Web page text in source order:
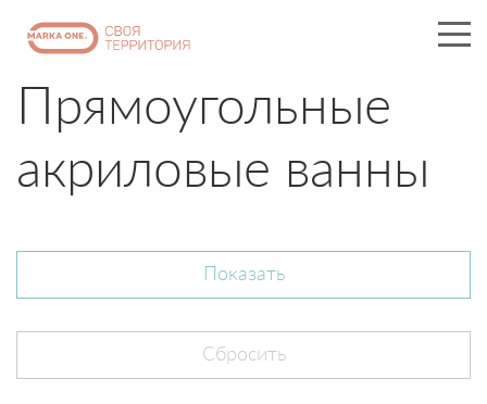
Прямоугольные
акриловые ванны